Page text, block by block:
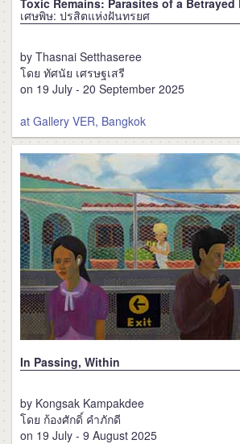
Toxic Remains: Parasites of a Betrayed
เศษพิษ: ปรสิตแห่งฝันทรยศ
by Thasnai Setthaseree
โดย ทัศนัย เศรษฐเสรี
on 19 July - 20 September 2025
at Gallery VER, Bangkok
In Passing, Within
by Kongsak Kampakdee
โดย ก้องศักดิ์ คำภักดี
on 19 July - 9 August 2025